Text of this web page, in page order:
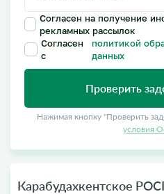
Согласен на получение
рекламных рассылок
Согласен
с
политикой
данных
Проверить
Нажимая кнопку "Проверить
условия
Карабудахкентское